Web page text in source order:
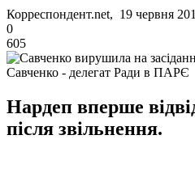
Корреспондент.net, 19 червня
0
605
Савченко - делегат Ради в ПАРЄ
Нардеп вперше
після звільнення.